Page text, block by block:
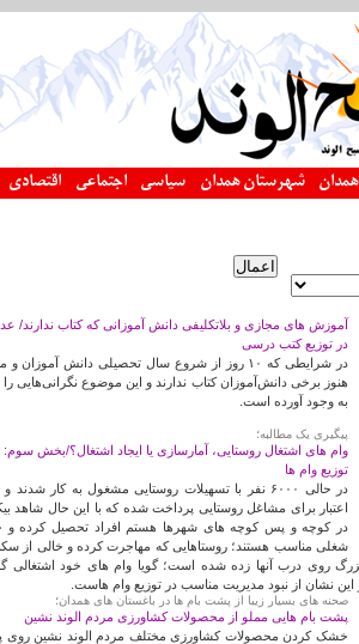
شهرستان همدان سیاسی اجتماعی اقتصادی
آموزش های مجازی و بلاتکلیفی دانش آموزانی که کتاب ندارند/
در توزیع کتب درسی
در شرایطی که ۱۰ روز از شروع سال تحصیلی دانش
هنوز برخی دانش‌آموزان کتاب ندارند و این موضوع نگرانی‌هایی را
به وجود آورده است.
پیگیری یک مطالبه؛
وام های اشتغال روستایی، آمارسازی یا ایجاد اشتغال؟/بخش سوم:
توزیع وام ها
اعتبار برای مشاغل روستایی پرداخت شده که با این حال شاهد
در کوچه و پس کوچه های شهرها هستم افراد تحصیل کرده و
شغلی مناسب هستند؛ روستاهایی که مهاجرت کرده و خالی از
روی درب آنها زده شده است؛ گویا وام های خود اشتغالی
این نشان از نبود مدیریت مناسب در توزیع وام هاست.
صحنه های بسیار زیبا از پشت بام ها در باغستان های همدان؛
پشت بام هایی مملو از محصولات کشاورزی مردم الوند نشین
خشک کردن محصولات کشاورزی مختلف مردم الوند نشین روی